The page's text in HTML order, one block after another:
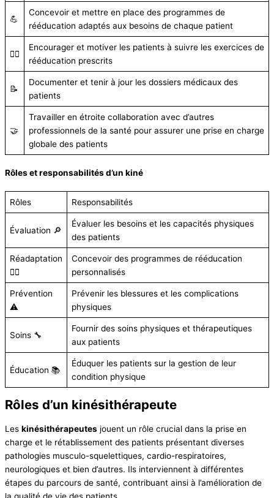
💪
Concevoir et mettre en place des programmes de
rééducation adaptés aux besoins de chaque patient
🏋️‍♂️
Encourager et motiver les patients à suivre les exercices de
rééducation prescrits
📝
Documenter et tenir à jour les dossiers médicaux des
patients
🤝
Travailler en étroite collaboration avec d’autres
professionnels de la santé pour assurer une prise en charge
globale des patients
Rôles et responsabilités d’un kiné
Rôles Responsabilités
Évaluation 🔎
Évaluer les besoins et les capacités physiques
des patients
Réadaptation
🏋️‍♂️
Concevoir des programmes de rééducation
personnalisés
Prévention
⚠️
Prévenir les blessures et les complications
physiques
Soins 🔧
Fournir des soins physiques et thérapeutiques
aux patients
Éducation 📚
Éduquer les patients sur la gestion de leur
condition physique
Rôles d’un kinésithérapeute
Les kinésithérapeutes jouent un rôle crucial dans la prise en
charge et le rétablissement des patients présentant diverses
pathologies musculo-squelettiques, cardio-respiratoires,
neurologiques et bien d’autres. Ils interviennent à différentes
étapes du parcours de santé, contribuant ainsi à l’amélioration de
la qualité de vie des patients.